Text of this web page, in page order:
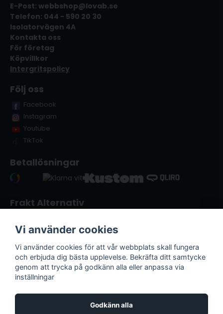
E-Post: webbshop@lovab.se
Telefon: 044 - 590 20 30
Isolatorvägen 4A
Kontakta oss
För företag
Köpvillkor
Intergritspolicy
Följ oss
Facebook
Instagram
Youtube
TikTok
Betallösningar
Frakt Alternativ
Vi använder cookies
Vi använder cookies för att vår webbplats skall fungera
och erbjuda dig bästa upplevelse. Bekräfta ditt samtycke
genom att trycka på godkänn alla eller anpassa via
inställningar
Godkänn alla